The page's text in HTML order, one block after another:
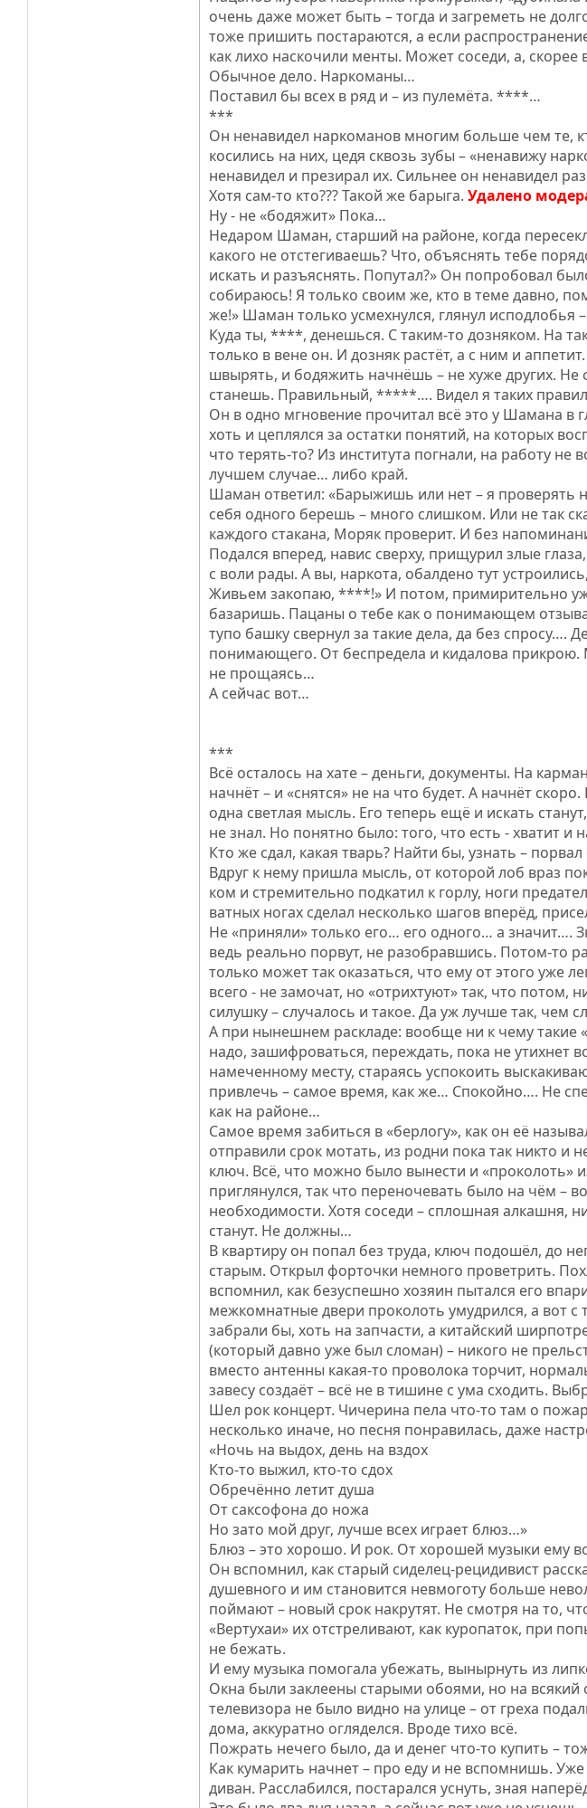
очень даже может быть – тогда и загреметь не
тоже пришить постараются, а если
как лихо наскочили менты. Может соседи, а, скорее
Обычное дело. Наркоманы…
Поставил бы всех в ряд и – из пулемёта. ****…
***
Он ненавидел наркоманов многим больше чем те,
косились на них, цедя сквозь зубы – «ненавижу
ненавидел и презирал их. Сильнее он ненавидел
Хотя сам-то кто??? Такой же барыга. Удалено
Ну - не «бодяжит» Пока…
Недаром Шаман, старший на районе, когда
какого не отстегиваешь? Что, объяснять тебе
искать и разъяснять. Попутал?» Он попробовал
собираюсь! Я только своим же, кто в теме давно,
же!» Шаман только усмехнулся, глянул исподлобья
Куда ты, ****, денешься. С таким-то дозняком. На
только в вене он. И дозняк растёт, а с ним и
швырять, и бодяжить начнёшь – не хуже других. Не
станешь. Правильный, *****…. Видел я таких
Он в одно мгновение прочитал всё это у Шамана в
хоть и цеплялся за остатки понятий, на которых
что терять-то? Из института погнали, на работу
лучшем случае… либо край.
Шаман ответил: «Барыжишь или нет – я проверять
себя одного берешь – много слишком. Или не так
каждого стакана, Моряк проверит. И без
Подался вперед, навис сверху, прищурил злые
с воли рады. А вы, наркота, обалдено тут
Живьем закопаю, ****!» И потом, примирительно
базаришь. Пацаны о тебе как о понимающем
тупо башку свернул за такие дела, да без спросу….
понимающего. От беспредела и кидалова прикрою.
не прощаясь…
А сейчас вот…
***
Всё осталось на хате – деньги, документы. На
начнёт – и «снятся» не на что будет. А начнёт
одна светлая мысль. Его теперь ещё и искать
не знал. Но понятно было: того, что есть - хватит и
Кто же сдал, какая тварь? Найти бы, узнать –
Вдруг к нему пришла мысль, от которой лоб враз
ком и стремительно подкатил к горлу, ноги
ватных ногах сделал несколько шагов вперёд,
Не «приняли» только его… его одного… а
ведь реально порвут, не разобравшись. Потом-то
только может так оказаться, что ему от этого уже
всего - не замочат, но «отрихтуют» так, что потом,
силушку – случалось и такое. Да уж лучше так,
А при нынешнем раскладе: вообще ни к чему такие
надо, зашифроваться, переждать, пока не
намеченному месту, стараясь успокоить
привлечь – самое время, как же… Спокойно…. Не
как на районе…
Самое время забиться в «берлогу», как он её
отправили срок мотать, из родни пока так никто
ключ. Всё, что можно было вынести и «проколоть»
приглянулся, так что переночевать было на чём –
необходимости. Хотя соседи – сплошная алкашня,
станут. Не должны…
В квартиру он попал без труда, ключ подошёл, до
старым. Открыл форточки немного проветрить.
вспомнил, как безуспешно хозяин пытался его
межкомнатные двери проколоть умудрился, а вот
забрали бы, хоть на запчасти, а китайский
(который давно уже был сломан) – никого не
вместо антенны какая-то проволока торчит,
завесу создаёт – всё не в тишине с ума сходить.
Шел рок концерт. Чичерина пела что-то там о
несколько иначе, но песня понравилась, даже
«Ночь на выдох, день на вздох
Кто-то выжил, кто-то сдох
Обречённо летит душа
От саксофона до ножа
Но зато мой друг, лучше всех играет блюз…»
Блюз – это хорошо. И рок. От хорошей музыки ему
Он вспомнил, как старый сиделец-рецидивист
душевного и им становится невмоготу больше
поймают – новый срок накрутят. Не смотря на то,
«Вертухаи» их отстреливают, как куропаток, при
не бежать.
И ему музыка помогала убежать, вынырнуть из
Окна были заклеены старыми обоями, но на
телевизора не было видно на улице – от греха
дома, аккуратно огляделся. Вроде тихо всё.
Пожрать нечего было, да и денег что-то купить –
Как кумарить начнет – про еду и не вспомнишь.
диван. Расслабился, постарался уснуть, зная